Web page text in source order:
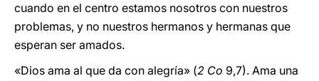
cuando en el centro estamos nosotros con nuestros
problemas, y no nuestros hermanos y hermanas que
esperan ser amados.
«Dios ama al que da con alegría» (2 Co 9,7). Ama una